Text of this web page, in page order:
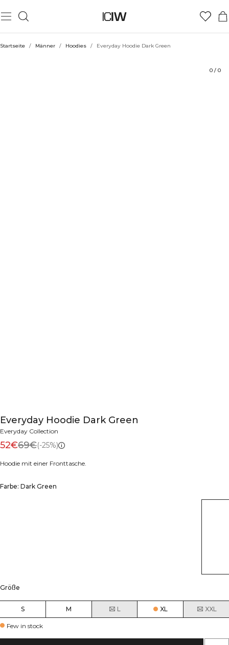
Startseite / Männer / Hoodies / Everyday Hoodie Dark Green
0 / 0
Everyday Hoodie Dark Green
Everyday Collection
52€69€(-25%)
Hoodie mit einer Fronttasche.
Farbe: Dark Green
Größe
S M L XL XXL
Few in stock